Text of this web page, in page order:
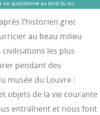
vie quotidienne au bord du Nil
l’historien grec
au beau milieu
civilisations les plus
pendant des
musée du Louvre :
objets de la vie courante
entraînent et nous font